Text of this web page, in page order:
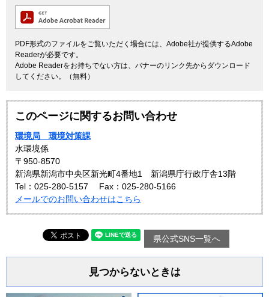
PDF形式のファイルをご覧いただく場合には、Adobe社が提供するAdobe
Readerが必要です。
Adobe Readerをお持ちでない方は、バナーのリンク先からダウンロード
してください。（無料）
このページに関するお問い合わせ
環境局 環境対策課
水環境係
〒950-8570
新潟県新潟市中央区新光町4番地1 新潟県庁行政庁舎13階
Tel：025-280-5157
Fax：025-280-5166
メールでのお問い合わせはこちら
県公式SNS一覧へ
見つからないときは